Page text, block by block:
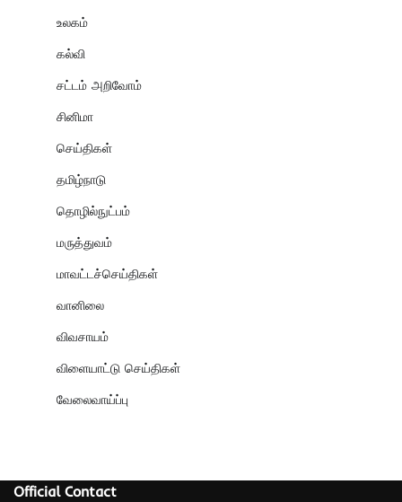
உலகம்
கல்வி
சட்டம் அறிவோம்
சினிமா
செய்திகள்
தமிழ்நாடு
தொழில்நுட்பம்
மருத்துவம்
மாவட்டச்செய்திகள்
வானிலை
விவசாயம்
விளையாட்டு செய்திகள்
வேலைவாய்ப்பு
Official Contact